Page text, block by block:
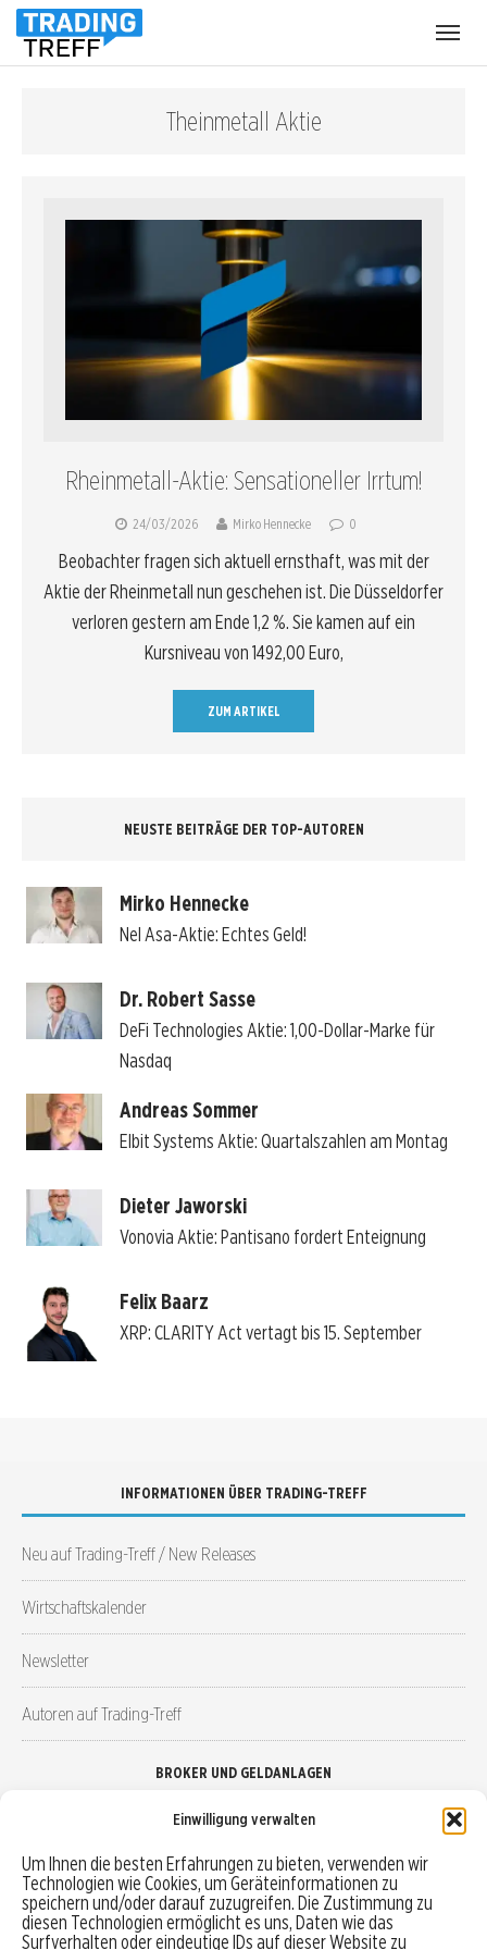
Einwilligung verwalten
Um Ihnen die besten Erfahrungen zu bieten, verwenden wir
Technologien wie Cookies, um Geräteinformationen zu
speichern und/oder darauf zuzugreifen. Die Zustimmung zu
diesen Technologien ermöglicht es uns, Daten wie das
Surfverhalten oder eindeutige IDs auf dieser Website zu
Theinmetall Aktie
Rheinmetall-Aktie: Sensationeller Irrtum!
24/03/2026 Mirko Hennecke 0
Beobachter fragen sich aktuell ernsthaft, was mit der
Aktie der Rheinmetall nun geschehen ist. Die Düsseldorfer
verloren gestern am Ende 1,2 %. Sie kamen auf ein
Kursniveau von 1492,00 Euro,
ZUM ARTIKEL
NEUSTE BEITRÄGE DER TOP-AUTOREN
Mirko Hennecke
Nel Asa-Aktie: Echtes Geld!
Dr. Robert Sasse
DeFi Technologies Aktie: 1,00-Dollar-Marke für
Nasdaq
Andreas Sommer
Elbit Systems Aktie: Quartalszahlen am Montag
Dieter Jaworski
Vonovia Aktie: Pantisano fordert Enteignung
Felix Baarz
XRP: CLARITY Act vertagt bis 15. September
INFORMATIONEN ÜBER TRADING-TREFF
Neu auf Trading-Treff / New Releases
Wirtschaftskalender
Newsletter
Autoren auf Trading-Treff
BROKER UND GELDANLAGEN
Robo-Advisor vergleichen
Depotvergleich